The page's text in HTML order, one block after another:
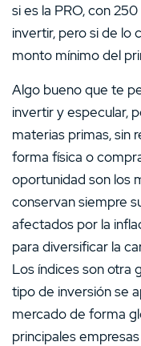
si es la PRO, con
invertir, pero si de lo
monto mínimo del
Algo bueno que te
invertir y especular,
materias primas, sin
forma física o
oportunidad son los
conservan siempre
afectados por la
para diversificar la
Los índices son otra
tipo de inversión se
mercado de forma
principales